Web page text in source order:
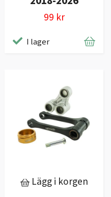
99 kr
I lager
Lägg i korgen